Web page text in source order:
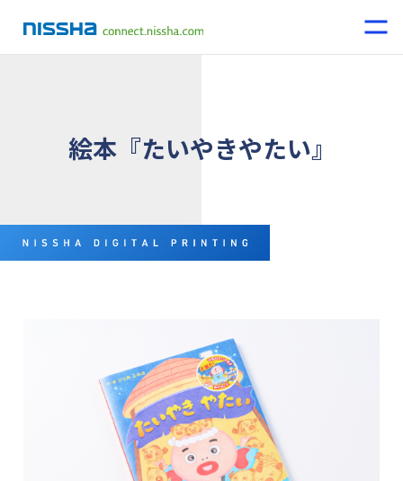
絵本『たいやきやたい』